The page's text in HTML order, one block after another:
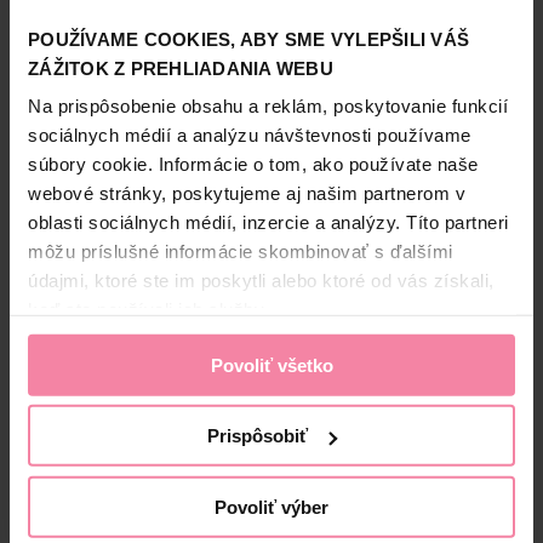
POUŽÍVAME COOKIES, ABY SME VYLEPŠILI VÁŠ
ZÁŽITOK Z PREHLIADANIA WEBU
Na prispôsobenie obsahu a reklám, poskytovanie funkcií
sociálnych médií a analýzu návštevnosti používame
súbory cookie. Informácie o tom, ako používate naše
webové stránky, poskytujeme aj našim partnerom v
oblasti sociálnych médií, inzercie a analýzy. Títo partneri
môžu príslušné informácie skombinovať s ďalšími
údajmi, ktoré ste im poskytli alebo ktoré od vás získali,
Povoliť všetko
Prispôsobiť
Povoliť výber
nepocítite, ale sviežu a príjemnú vôňu určite áno: NIVEA
Sprej antiperspirant Fresh Blossom.
*Neobsahuje etylalkohol
Nivea je značka ošetrujúcej kozmetiky, ktorá je na trhu viac
ako 100 rokov. Vo svojom portfóliu má viac ako len ikonický
modrý krém, dnes sú to výrobky určené na starostlivosť o
pleť, telo, vlasy pre ženy a mužov a rovnako aj výrobky
vhodné pre bábätká.
Informácie o výrobcovi
NIV
Skladovanie
Skladujte v suchu a nevystavujte priamemu slnečnému
Bezpečnosť a balenie
Zloženie
High-contrast mode
Alternatívne produkty